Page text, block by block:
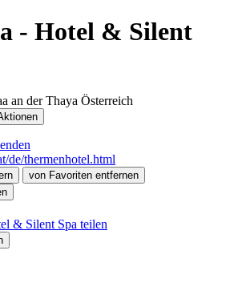
- Hotel & Silent
an der Thaya Österreich
de/thermenhotel.html
von Favoriten entfernen
& Silent Spa teilen